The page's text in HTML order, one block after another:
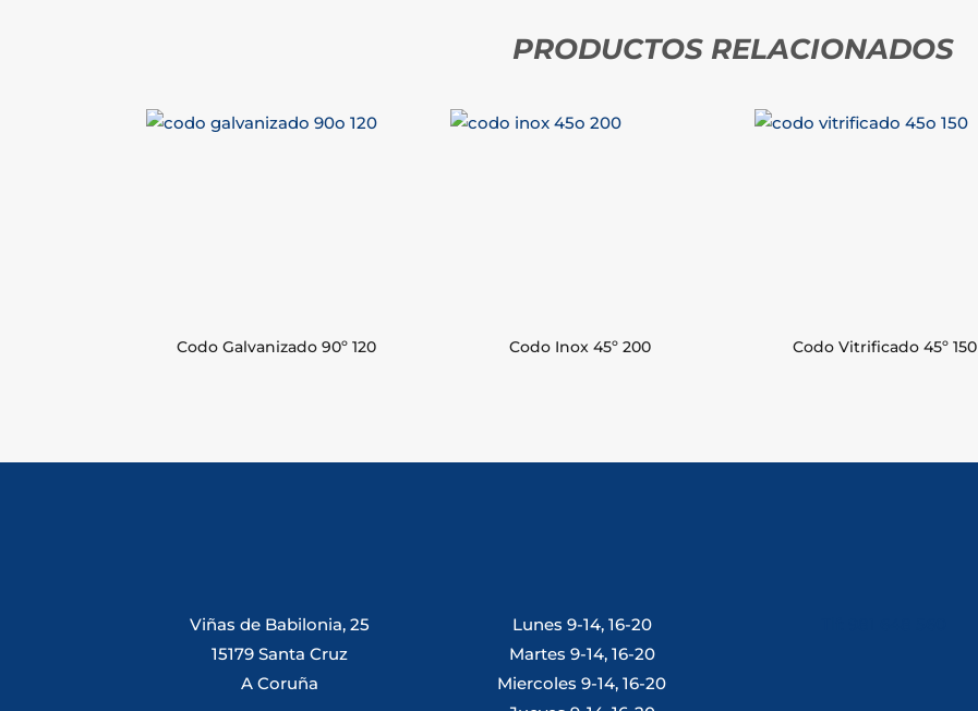
PRODUCTOS RELACIONADOS
Codo Galvanizado 90º 120 Codo Inox 45º 200 Codo Vitrificado 45º 150
Viñas de Babilonia, 25
15179 Santa Cruz
A Coruña
Lunes 9-14, 16-20
Martes 9-14, 16-20
Miercoles 9-14, 16-20